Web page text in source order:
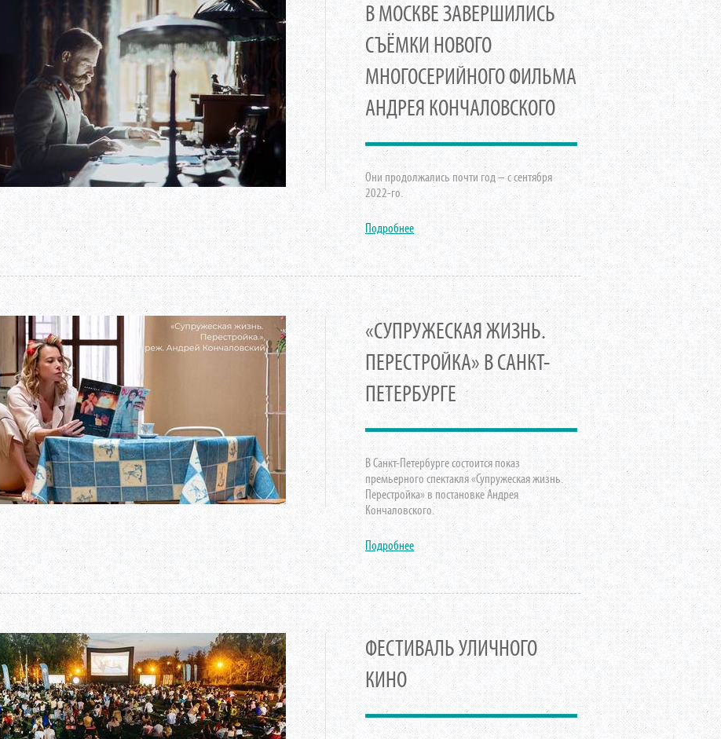
В МОСКВЕ ЗАВЕРШИЛИСЬ
СЪЁМКИ НОВОГО
МНОГОСЕРИЙНОГО ФИЛЬМА
АНДРЕЯ КОНЧАЛОВСКОГО
Они продолжались почти год – с сентября
2022-го.
Подробнее
«СУПРУЖЕСКАЯ ЖИЗНЬ.
ПЕРЕСТРОЙКА» В САНКТ-
ПЕТЕРБУРГЕ
В Санкт-Петербурге состоится показ
премьерного спектакля «Супружеская жизнь.
Перестройка» в постановке Андрея
Кончаловского.
Подробнее
ФЕСТИВАЛЬ УЛИЧНОГО
КИНО